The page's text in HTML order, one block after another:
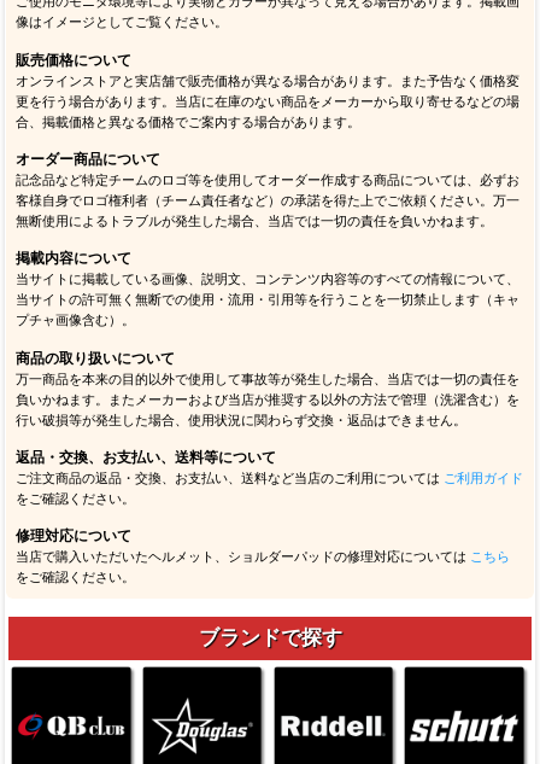
像はイメージとしてご覧ください。
販売価格について
オンラインストアと実店舗で販売価格が異なる場合があります。また予告なく価格変
更を行う場合があります。当店に在庫のない商品をメーカーから取り寄せるなどの場
合、掲載価格と異なる価格でご案内する場合があります。
オーダー商品について
記念品など特定チームのロゴ等を使用してオーダー作成する商品については、必ずお
客様自身でロゴ権利者（チーム責任者など）の承諾を得た上でご依頼ください。万一
無断使用によるトラブルが発生した場合、当店では一切の責任を負いかねます。
掲載内容について
当サイトに掲載している画像、説明文、コンテンツ内容等のすべての情報について、
当サイトの許可無く無断での使用・流用・引用等を行うことを一切禁止します（キャ
プチャ画像含む）。
商品の取り扱いについて
万一商品を本来の目的以外で使用して事故等が発生した場合、当店では一切の責任を
負いかねます。またメーカーおよび当店が推奨する以外の方法で管理（洗濯含む）を
行い破損等が発生した場合、使用状況に関わらず交換・返品はできません。
返品・交換、お支払い、送料等について
ご注文商品の返品・交換、お支払い、送料など当店のご利用については ご利用ガイド
をご確認ください。
修理対応について
当店で購入いただいたヘルメット、ショルダーパッドの修理対応については こちら
をご確認ください。
ブランドで探す